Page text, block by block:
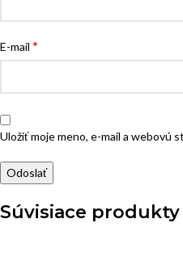
E-mail *
Uložiť moje meno, e-mail a webovú
Súvisiace produkty